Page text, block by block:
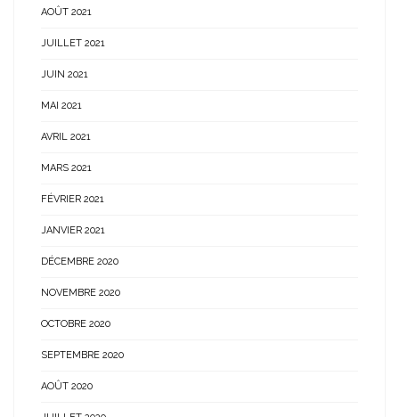
AOÛT 2021
JUILLET 2021
JUIN 2021
MAI 2021
AVRIL 2021
MARS 2021
FÉVRIER 2021
JANVIER 2021
DÉCEMBRE 2020
NOVEMBRE 2020
OCTOBRE 2020
SEPTEMBRE 2020
AOÛT 2020